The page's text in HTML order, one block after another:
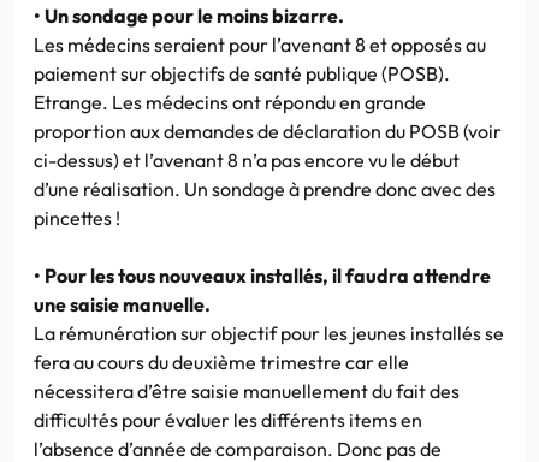
• Un sondage pour le moins bizarre.
Les médecins seraient pour l’avenant 8 et opposés au
paiement sur objectifs de santé publique (POSB).
Etrange. Les médecins ont répondu en grande
proportion aux demandes de déclaration du POSB (voir
ci-dessus) et l’avenant 8 n’a pas encore vu le début
d’une réalisation. Un sondage à prendre donc avec des
pincettes !
• Pour les tous nouveaux installés, il faudra attendre
une saisie manuelle.
La rémunération sur objectif pour les jeunes installés se
fera au cours du deuxième trimestre car elle
nécessitera d’être saisie manuellement du fait des
difficultés pour évaluer les différents items en
l’absence d’année de comparaison. Donc pas de